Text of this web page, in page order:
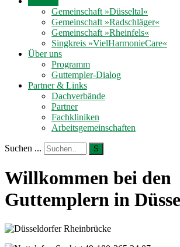
Gemeinschaft »Düsseltal«
Gemeinschaft »Radschläger«
Gemeinschaft »Rheinfels«
Singkreis »VielHarmonieCare«
Über uns
Programm
Guttempler-Dialog
Partner & Links
Dachverbände
Partner
Fachkliniken
Arbeitsgemeinschaften
Suchen ... S
Willkommen bei den
Guttemplern in